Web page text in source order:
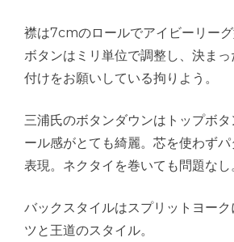
襟は7cmのロールでアイビーリー
ボタンはミリ単位で調整し、決まっ
付けをお願いしている拘りよう。
三浦氏のボタンダウンはトップボタ
ール感がとても綺麗。芯を使わず
表現。ネクタイを巻いても問題なし
バックスタイルはスプリットヨー
ツと王道のスタイル。